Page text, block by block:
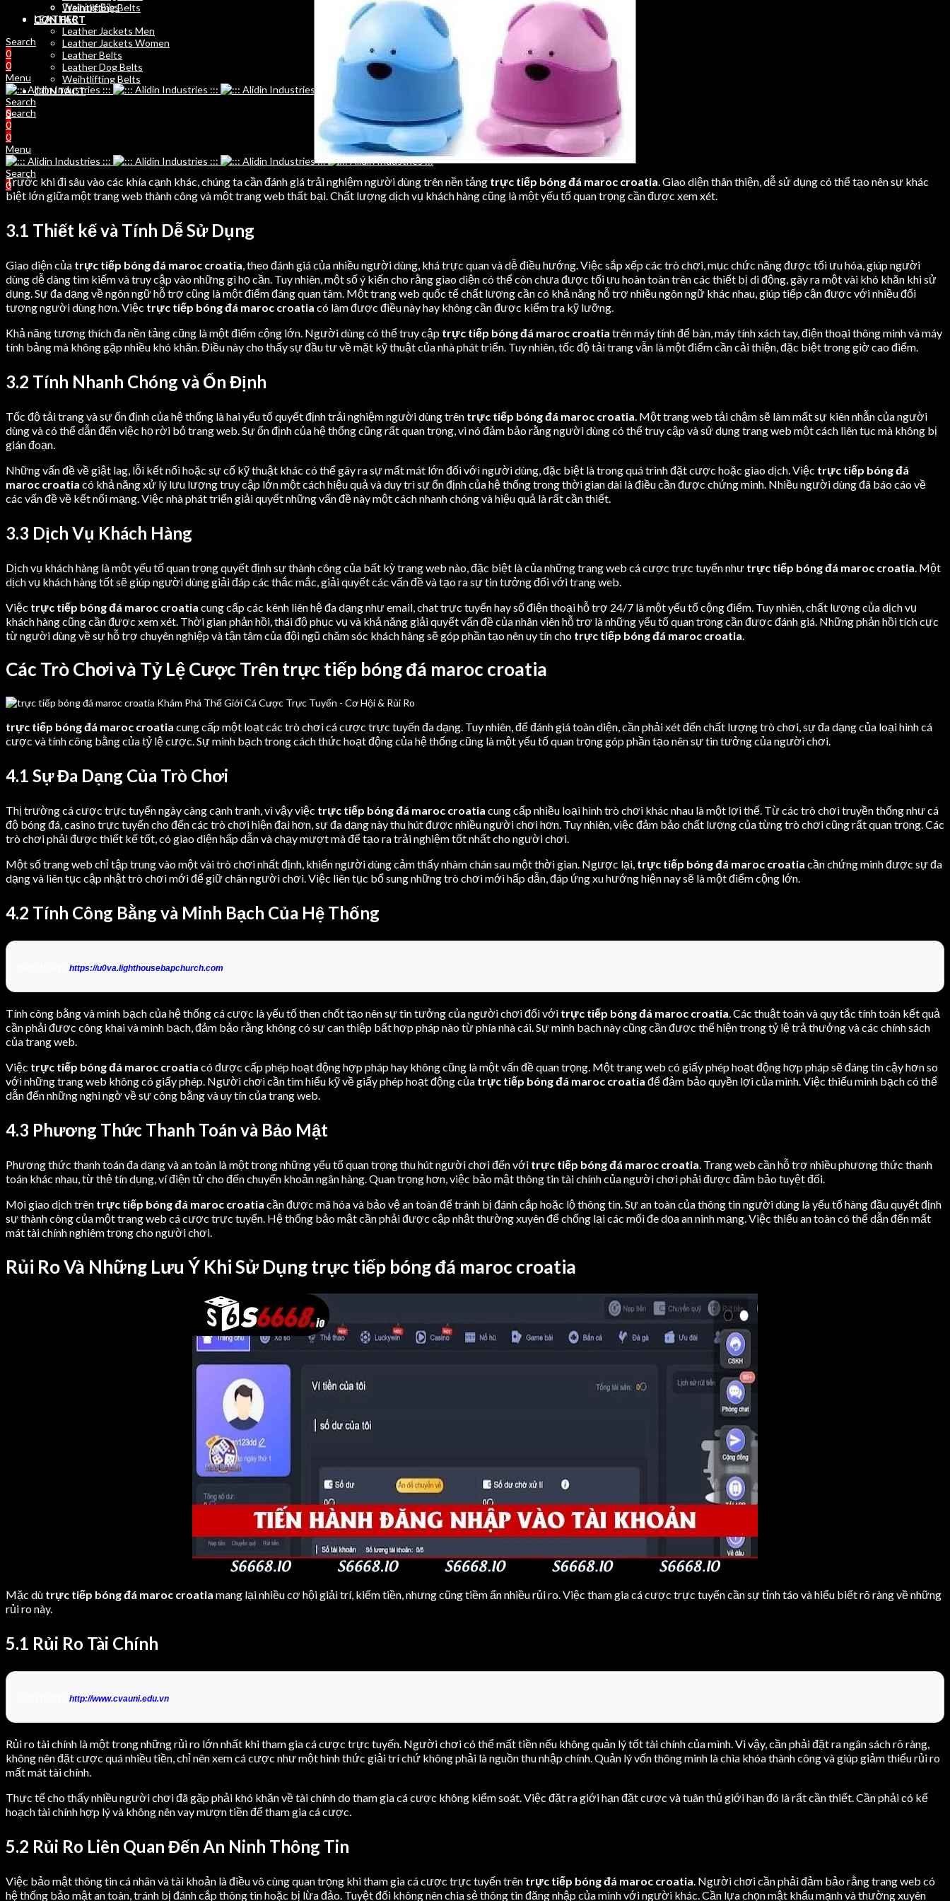
Weihtlifting Belts
CONTACT
Search
0
0
Menu
Search
0
Training Bibs
LEATHER
Leather Jackets Men
Leather Jackets Women
Leather Belts
Leather Dog Belts
Weihtlifting Belts
CONTACT
Search
0
0
Menu
Search
0
Trước khi đi sâu vào các khía cạnh khác, chúng ta cần đánh giá trải nghiệm người dùng trên nền tảng trực tiếp bóng đá maroc croatia. Giao diện thân thiện, dễ sử dụng có thể tạo nên sự khác
biệt lớn giữa một trang web thành công và một trang web thất bại. Chất lượng dịch vụ khách hàng cũng là một yếu tố quan trọng cần được xem xét.
3.1 Thiết kế và Tính Dễ Sử Dụng
Giao diện của trực tiếp bóng đá maroc croatia, theo đánh giá của nhiều người dùng, khá trực quan và dễ điều hướng. Việc sắp xếp các trò chơi, mục chức năng được tối ưu hóa, giúp người
dùng dễ dàng tìm kiếm và truy cập vào những gì họ cần. Tuy nhiên, một số ý kiến cho rằng giao diện có thể còn chưa được tối ưu hoàn toàn trên các thiết bị di động, gây ra một vài khó khăn khi sử
dụng. Sự đa dạng về ngôn ngữ hỗ trợ cũng là một điểm đáng quan tâm. Một trang web quốc tế chất lượng cần có khả năng hỗ trợ nhiều ngôn ngữ khác nhau, giúp tiếp cận được với nhiều đối
tượng người dùng hơn. Việc trực tiếp bóng đá maroc croatia có làm được điều này hay không cần được kiểm tra kỹ lưỡng.
Khả năng tương thích đa nền tảng cũng là một điểm cộng lớn. Người dùng có thể truy cập trực tiếp bóng đá maroc croatia trên máy tính để bàn, máy tính xách tay, điện thoại thông minh và máy
tính bảng mà không gặp nhiều khó khăn. Điều này cho thấy sự đầu tư về mặt kỹ thuật của nhà phát triển. Tuy nhiên, tốc độ tải trang vẫn là một điểm cần cải thiện, đặc biệt trong giờ cao điểm.
3.2 Tính Nhanh Chóng và Ổn Định
Tốc độ tải trang và sự ổn định của hệ thống là hai yếu tố quyết định trải nghiệm người dùng trên trực tiếp bóng đá maroc croatia. Một trang web tải chậm sẽ làm mất sự kiên nhẫn của người
dùng và có thể dẫn đến việc họ rời bỏ trang web. Sự ổn định của hệ thống cũng rất quan trọng, vì nó đảm bảo rằng người dùng có thể truy cập và sử dụng trang web một cách liên tục mà không bị
gián đoạn.
Những vấn đề về giật lag, lỗi kết nối hoặc sự cố kỹ thuật khác có thể gây ra sự mất mát lớn đối với người dùng, đặc biệt là trong quá trình đặt cược hoặc giao dịch. Việc trực tiếp bóng đá
maroc croatia có khả năng xử lý lưu lượng truy cập lớn một cách hiệu quả và duy trì sự ổn định của hệ thống trong thời gian dài là điều cần được chứng minh. Nhiều người dùng đã báo cáo về
các vấn đề về kết nối mạng. Việc nhà phát triển giải quyết những vấn đề này một cách nhanh chóng và hiệu quả là rất cần thiết.
3.3 Dịch Vụ Khách Hàng
Dịch vụ khách hàng là một yếu tố quan trọng quyết định sự thành công của bất kỳ trang web nào, đặc biệt là của những trang web cá cược trực tuyến như trực tiếp bóng đá maroc croatia. Một
dịch vụ khách hàng tốt sẽ giúp người dùng giải đáp các thắc mắc, giải quyết các vấn đề và tạo ra sự tin tưởng đối với trang web.
Việc trực tiếp bóng đá maroc croatia cung cấp các kênh liên hệ đa dạng như email, chat trực tuyến hay số điện thoại hỗ trợ 24/7 là một yếu tố cộng điểm. Tuy nhiên, chất lượng của dịch vụ
khách hàng cũng cần được xem xét. Thời gian phản hồi, thái độ phục vụ và khả năng giải quyết vấn đề của nhân viên hỗ trợ là những yếu tố quan trọng cần được đánh giá. Những phản hồi tích cực
từ người dùng về sự hỗ trợ chuyên nghiệp và tận tâm của đội ngũ chăm sóc khách hàng sẽ góp phần tạo nên uy tín cho trực tiếp bóng đá maroc croatia.
Các Trò Chơi và Tỷ Lệ Cược Trên trực tiếp bóng đá maroc croatia
trực tiếp bóng đá maroc croatia cung cấp một loạt các trò chơi cá cược trực tuyến đa dạng. Tuy nhiên, để đánh giá toàn diện, cần phải xét đến chất lượng trò chơi, sự đa dạng của loại hình cá
cược và tính công bằng của tỷ lệ cược. Sự minh bạch trong cách thức hoạt động của hệ thống cũng là một yếu tố quan trọng góp phần tạo nên sự tin tưởng của người chơi.
4.1 Sự Đa Dạng Của Trò Chơi
Thị trường cá cược trực tuyến ngày càng cạnh tranh, vì vậy việc trực tiếp bóng đá maroc croatia cung cấp nhiều loại hình trò chơi khác nhau là một lợi thế. Từ các trò chơi truyền thống như cá
độ bóng đá, casino trực tuyến cho đến các trò chơi hiện đại hơn, sự đa dạng này thu hút được nhiều người chơi hơn. Tuy nhiên, việc đảm bảo chất lượng của từng trò chơi cũng rất quan trọng. Các
trò chơi phải được thiết kế tốt, có giao diện hấp dẫn và chạy mượt mà để tạo ra trải nghiệm tốt nhất cho người chơi.
Một số trang web chỉ tập trung vào một vài trò chơi nhất định, khiến người dùng cảm thấy nhàm chán sau một thời gian. Ngược lại, trực tiếp bóng đá maroc croatia cần chứng minh được sự đa
dạng và liên tục cập nhật trò chơi mới để giữ chân người chơi. Việc liên tục bổ sung những trò chơi mới hấp dẫn, đáp ứng xu hướng hiện nay sẽ là một điểm cộng lớn.
4.2 Tính Công Bằng và Minh Bạch Của Hệ Thống
https://u0va.lighthousebapchurch.com
Tính công bằng và minh bạch của hệ thống cá cược là yếu tố then chốt tạo nên sự tin tưởng của người chơi đối với trực tiếp bóng đá maroc croatia. Các thuật toán và quy tắc tính toán kết quả
cần phải được công khai và minh bạch, đảm bảo rằng không có sự can thiệp bất hợp pháp nào từ phía nhà cái. Sự minh bạch này cũng cần được thể hiện trong tỷ lệ trả thưởng và các chính sách
của trang web.
Việc trực tiếp bóng đá maroc croatia có được cấp phép hoạt động hợp pháp hay không cũng là một vấn đề quan trọng. Một trang web có giấy phép hoạt động hợp pháp sẽ đáng tin cậy hơn so
với những trang web không có giấy phép. Người chơi cần tìm hiểu kỹ về giấy phép hoạt động của trực tiếp bóng đá maroc croatia để đảm bảo quyền lợi của mình. Việc thiếu minh bạch có thể
dẫn đến những nghi ngờ về sự công bằng và uy tín của trang web.
4.3 Phương Thức Thanh Toán và Bảo Mật
Phương thức thanh toán đa dạng và an toàn là một trong những yếu tố quan trọng thu hút người chơi đến với trực tiếp bóng đá maroc croatia. Trang web cần hỗ trợ nhiều phương thức thanh
toán khác nhau, từ thẻ tín dụng, ví điện tử cho đến chuyển khoản ngân hàng. Quan trọng hơn, việc bảo mật thông tin tài chính của người chơi phải được đảm bảo tuyệt đối.
Mọi giao dịch trên trực tiếp bóng đá maroc croatia cần được mã hóa và bảo vệ an toàn để tránh bị đánh cắp hoặc lộ thông tin. Sự an toàn của thông tin người dùng là yếu tố hàng đầu quyết định
sự thành công của một trang web cá cược trực tuyến. Hệ thống bảo mật cần phải được cập nhật thường xuyên để chống lại các mối đe dọa an ninh mạng. Việc thiếu an toàn có thể dẫn đến mất
mát tài chính nghiêm trọng cho người chơi.
Rủi Ro Và Những Lưu Ý Khi Sử Dụng trực tiếp bóng đá maroc croatia
Mặc dù trực tiếp bóng đá maroc croatia mang lại nhiều cơ hội giải trí, kiếm tiền, nhưng cũng tiềm ẩn nhiều rủi ro. Việc tham gia cá cược trực tuyến cần sự tỉnh táo và hiểu biết rõ ràng về những
rủi ro này.
5.1 Rủi Ro Tài Chính
http://www.cvauni.edu.vn
Rủi ro tài chính là một trong những rủi ro lớn nhất khi tham gia cá cược trực tuyến. Người chơi có thể mất tiền nếu không quản lý tốt tài chính của mình. Vì vậy, cần phải đặt ra ngân sách rõ ràng,
không nên đặt cược quá nhiều tiền, chỉ nên xem cá cược như một hình thức giải trí chứ không phải là nguồn thu nhập chính. Quản lý vốn thông minh là chìa khóa thành công và giúp giảm thiểu rủi ro
mất mát tài chính.
Thực tế cho thấy nhiều người chơi đã gặp phải khó khăn về tài chính do tham gia cá cược không kiểm soát. Việc đặt ra giới hạn đặt cược và tuân thủ giới hạn đó là rất cần thiết. Cần phải có kế
hoạch tài chính hợp lý và không nên vay mượn tiền để tham gia cá cược.
5.2 Rủi Ro Liên Quan Đến An Ninh Thông Tin
Việc bảo mật thông tin cá nhân và tài khoản là điều vô cùng quan trọng khi tham gia cá cược trực tuyến trên trực tiếp bóng đá maroc croatia. Người chơi cần phải đảm bảo rằng trang web có
hệ thống bảo mật an toàn, tránh bị đánh cắp thông tin hoặc bị lừa đảo. Tuyệt đối không nên chia sẻ thông tin đăng nhập của mình với người khác. Cần lựa chọn mật khẩu mạnh và thường xuyên